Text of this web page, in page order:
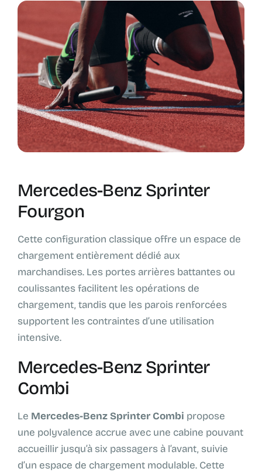
Mercedes-Benz Sprinter
Fourgon
Cette configuration classique offre un espace de
chargement entièrement dédié aux
marchandises. Les portes arrières battantes ou
coulissantes facilitent les opérations de
chargement, tandis que les parois renforcées
supportent les contraintes d’une utilisation
intensive.
Mercedes-Benz Sprinter
Combi
Le Mercedes-Benz Sprinter Combi propose
une polyvalence accrue avec une cabine pouvant
accueillir jusqu’à six passagers à l’avant, suivie
d’un espace de chargement modulable. Cette